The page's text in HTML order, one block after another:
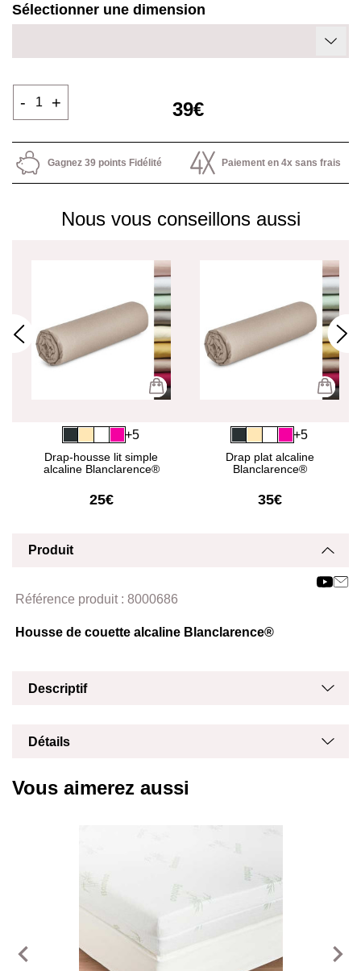
Sélectionner une dimension
39€
- +
Gagnez 39 points Fidélité Paiement en 4x sans frais
Nous vous conseillons aussi
Drap-housse lit simple
alcaline Blanclarence®
25€
+5
Drap plat alcaline
Blanclarence®
35€
+5
Produit
Référence produit : 8000686
Housse de couette alcaline Blanclarence®
Descriptif
Détails
Vous aimerez aussi
navigate_before navigate_next